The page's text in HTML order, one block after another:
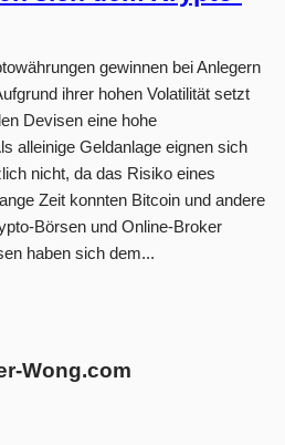
gewinnen bei Anlegern
ihrer hohen Volatilität setzt
Devisen eine hohe
alleinige Geldanlage eignen sich
nicht, da das Risiko eines
Zeit konnten Bitcoin und andere
Börsen und Online-Broker
haben sich dem...
Wong.com